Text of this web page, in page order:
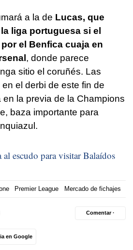
a la de Lucas, que
liga portuguesa si el
el Benfica cuaja en
, donde parece
sitio el coruñés. Las
el derbi de este fin de
la previa de la Champions
baza importante para
al escudo para visitar Balaídos
Premier League Mercado de fichajes
en Google
Comentar ·